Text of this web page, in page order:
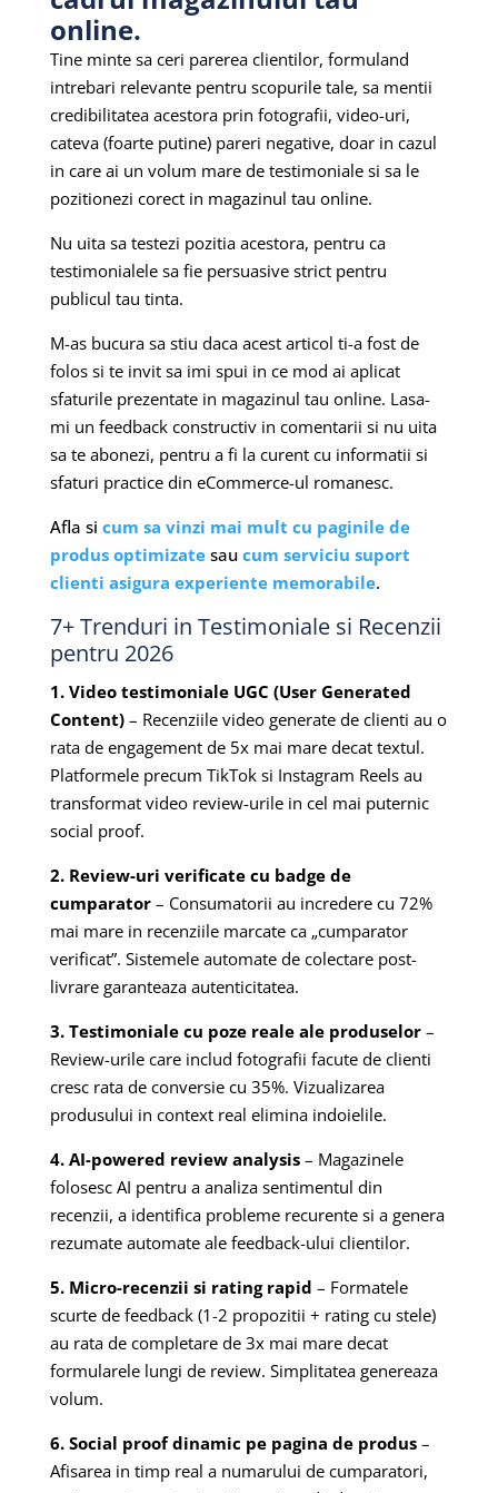
online.
Tine minte sa ceri parerea clientilor, formuland
intrebari relevante pentru scopurile tale, sa mentii
credibilitatea acestora prin fotografii, video-uri,
cateva (foarte putine) pareri negative, doar in cazul
in care ai un volum mare de testimoniale si sa le
pozitionezi corect in magazinul tau online.
Nu uita sa testezi pozitia acestora, pentru ca
testimonialele sa fie persuasive strict pentru
publicul tau tinta.
M-as bucura sa stiu daca acest articol ti-a fost de
folos si te invit sa imi spui in ce mod ai aplicat
sfaturile prezentate in magazinul tau online. Lasa-
mi un feedback constructiv in comentarii si nu uita
sa te abonezi, pentru a fi la curent cu informatii si
sfaturi practice din eCommerce-ul romanesc.
Afla si cum sa vinzi mai mult cu paginile de
produs optimizatesau cum serviciu suport
clienti asigura experiente memorabile.
7+ Trenduri in Testimoniale si Recenzii
pentru 2026
1. Video testimoniale UGC (User Generated
Content)– Recenziile video generate de clienti au o
rata de engagement de 5x mai mare decat textul.
Platformele precum TikTok si Instagram Reels au
transformat video review-urile in cel mai puternic
social proof.
2. Review-uri verificate cu badge de
cumparator– Consumatorii au incredere cu 72%
mai mare in recenziile marcate ca „cumparator
verificat”. Sistemele automate de colectare post-
livrare garanteaza autenticitatea.
3. Testimoniale cu poze reale ale produselor–
Review-urile care includ fotografii facute de clienti
cresc rata de conversie cu 35%. Vizualizarea
produsului in context real elimina indoielile.
4. AI-powered review analysis– Magazinele
folosesc AI pentru a analiza sentimentul din
recenzii, a identifica probleme recurente si a genera
rezumate automate ale feedback-ului clientilor.
5. Micro-recenzii si rating rapid – Formatele
scurte de feedback (1-2 propozitii + rating cu stele)
au rata de completare de 3x mai mare decat
formularele lungi de review. Simplitatea genereaza
volum.
6. Social proof dinamic pe pagina de produs–
Afisarea in timp real a numarului de cumparatori,